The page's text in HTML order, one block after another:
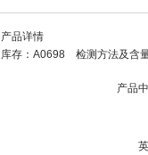
产品详情
库存：A0698 检测方法及含
产品